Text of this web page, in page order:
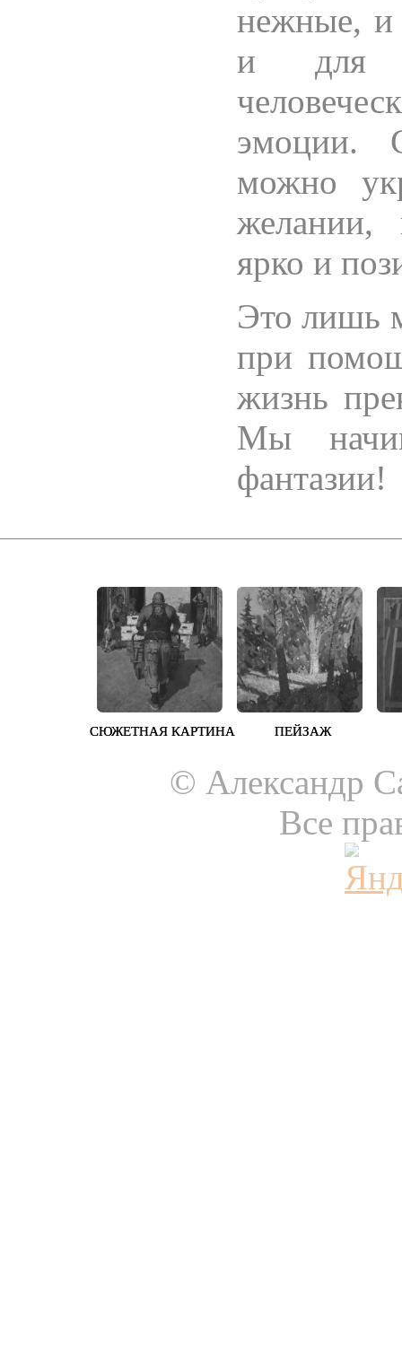
нежные, и
и для
эмоции.
можно
ярко и
Это лишь
при
жизнь
Мы
фантазии!
СЮЖЕТНАЯ КАРТИНА
СЮЖЕТНАЯ КАРТИНА ПЕЙЗАЖ
ПЕЙЗАЖ
© Александр
Все